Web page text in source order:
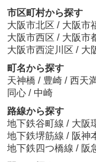
市区町村から探す
大阪市北区 / 大阪市
大阪市西区 / 大阪市
大阪市西淀川区 / 大
町名から探す
天神橋 / 豊崎 / 西天
同心 / 中崎
路線から探す
地下鉄谷町線 / 大阪
地下鉄堺筋線 / 阪神
地下鉄四つ橋線 / 阪